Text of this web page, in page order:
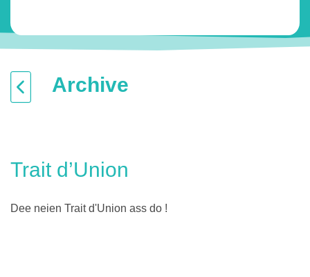
Archive
Trait d’Union
Dee neien Trait d'Union ass do !